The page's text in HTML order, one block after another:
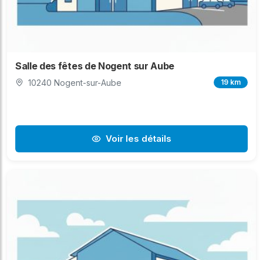
Salle des fêtes de Nogent sur Aube
10240 Nogent-sur-Aube 19 km
Voir les détails